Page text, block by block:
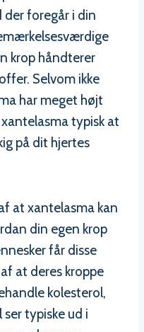
der foregår i din
krop håndterer
Selvom ikke
har meget højt
typisk at
på dit hjertes
at xantelasma kan
din egen krop
får disse
at deres kroppe
kolesterol,
typiske ud i